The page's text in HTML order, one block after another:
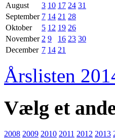
August
3 10 17 24 31
September 7 14 21 28
Oktober
5 12 19 26
November 2 9 16 23 30
December 7 14 21
Årslisten
Vælg et
2008 2009 2010 2011 2012 2013